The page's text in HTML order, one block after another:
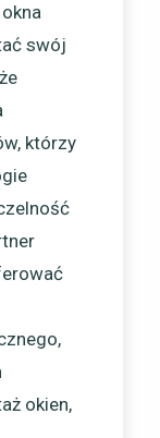
swój
którzy
okien,